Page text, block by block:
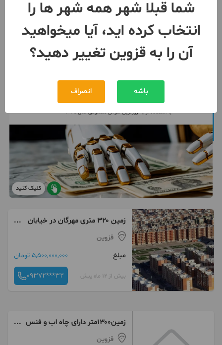
مبلغ توافقی
بیش از 12 ماه پیش 091998***68
کلیک کنید
زمین ۳۲۰ متری مهرگان در خیابان
۱۶ متری
قزوین
مبلغ
5,500,000,000 تومان
بیش از 12 ماه پیش 09372***32
زمین۱۳۰۰متر دارای چاه اب و فنس
و‌درخت و یک انباری و سرویس
قزوین
شما قبلا شهر همه شهر ها را
انتخاب کرده اید، آیا میخواهید
آن را به قزوین تغییر دهید؟
باشه انصراف